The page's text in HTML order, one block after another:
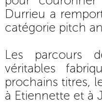
Durrieu a
catégorie pitch
Les parcours
véritables
prochains titres,
à Etiennette et à